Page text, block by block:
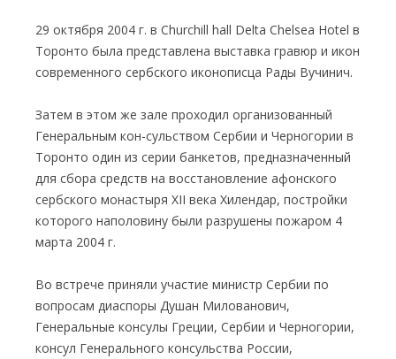
29 октября 2004 г. в Churchill hall Delta Chelsea Hotel в
Торонто была представлена выставка гравюр и икон
современного сербского иконописца Рады Вучинич.
Затем в этом же зале проходил организованный
Генеральным кон-сульством Сербии и Черногории в
Торонто один из серии банкетов, предназначенный
для сбора средств на восстановление афонского
сербского монастыря XII века Хилендар, постройки
которого наполовину были разрушены пожаром 4
марта 2004 г.
Во встрече приняли участие министр Сербии по
вопросам диаспоры Душан Милованович,
Генеральные консулы Греции, Сербии и Черногории,
консул Генерального консульства России,